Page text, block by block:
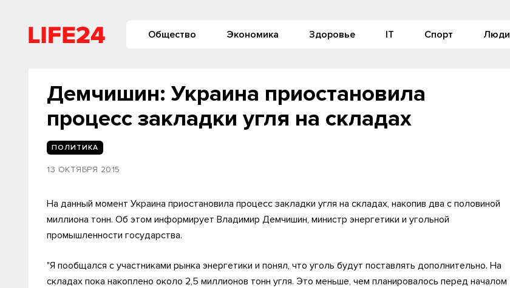
Общество Экономика Здоровье IT Спорт Люди
Демчишин: Украина приостановила
процесс закладки угля на складах
ПОЛИТИКА
13 ОКТЯБРЯ 2015
На данный момент Украина приостановила процесс закладки угля на складах, накопив два с половиной
миллиона тонн. Об этом информирует Владимир Демчишин, министр энергетики и угольной
промышленности государства.
"Я пообщался с участниками рынка энергетики и понял, что уголь будут поставлять дополнительно. На
складах пока накоплено около 2,5 миллионов тонн угля. Это меньше, чем планировалось перед началом